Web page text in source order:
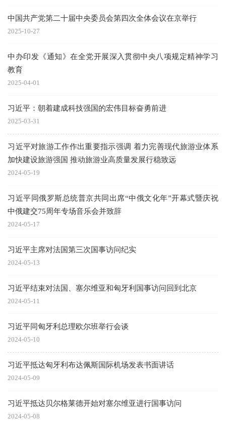
中国共产党第二十届中央委员会第四次全体会议在京举行
2025-10-27
中办印发《通知》在全党开展深入贯彻中央八项规定精神学习
教育
2025-04-01
习近平：朝着建成科技强国的宏伟目标奋勇前进
2025-03-31
习近平对旅游工作作出重要指示强调 着力完善现代旅游业体系
加快建设旅游强国 推动旅游业高质量发展行稳致远
2024-05-19
习近平同俄罗斯总统普京共同出席“中俄文化年”开幕式暨庆祝
中俄建交75周年专场音乐会并致辞
2024-05-17
习近平主席对法国第三次国事访问纪实
2024-05-13
习近平结束对法国、塞尔维亚和匈牙利国事访问回到北京
2024-05-11
习近平同匈牙利总理欧尔班举行会谈
2024-05-10
习近平抵达匈牙利布达佩斯国际机场发表书面讲话
2024-05-09
习近平抵达贝尔格莱德开始对塞尔维亚进行国事访问
2024-05-08